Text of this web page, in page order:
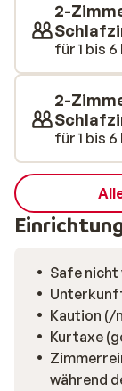
2-
für 1 bis
2-
für 1 bis
Safe nicht
Kaution (/
Kurtaxe
während